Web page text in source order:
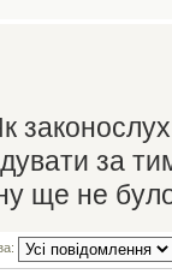
за
ще не